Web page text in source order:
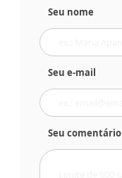
Seu nome
Seu e-mail
Seu comentário